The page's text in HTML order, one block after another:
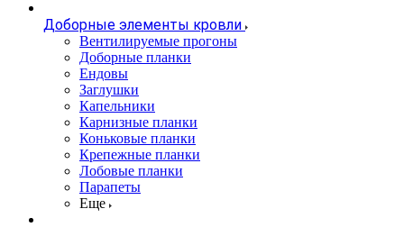
Доборные элементы кровли
Вентилируемые прогоны
Доборные планки
Ендовы
Заглушки
Капельники
Карнизные планки
Коньковые планки
Крепежные планки
Лобовые планки
Парапеты
Еще